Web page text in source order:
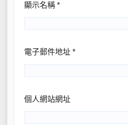
顯示名稱 *
電子郵件地址 *
個人網站網址